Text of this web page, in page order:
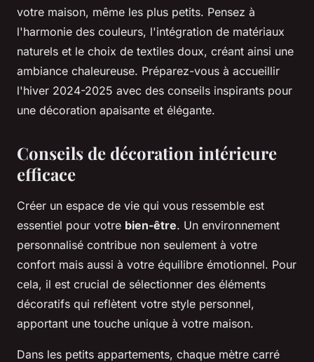
votre maison, même les plus petits. Pensez à
l'harmonie des couleurs, l'intégration de matériaux
naturels et le choix de textiles doux, créant ainsi une
ambiance chaleureuse. Préparez-vous à accueillir
l'hiver 2024-2025 avec des conseils inspirants pour
une décoration apaisante et élégante.
Conseils de décoration intérieure
efficace
Créer un espace de vie qui vous ressemble est
essentiel pour votre bien-être. Un environnement
personnalisé contribue non seulement à votre
confort mais aussi à votre équilibre émotionnel. Pour
cela, il est crucial de sélectionner des éléments
décoratifs qui reflètent votre style personnel,
apportant une touche unique à votre maison.
Dans les petits appartements, chaque mètre carré